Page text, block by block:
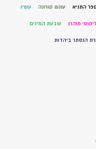
ספר התניא עונש קורונה עשיו
מוהרן שבעת המינים
הנסתר ביהדות